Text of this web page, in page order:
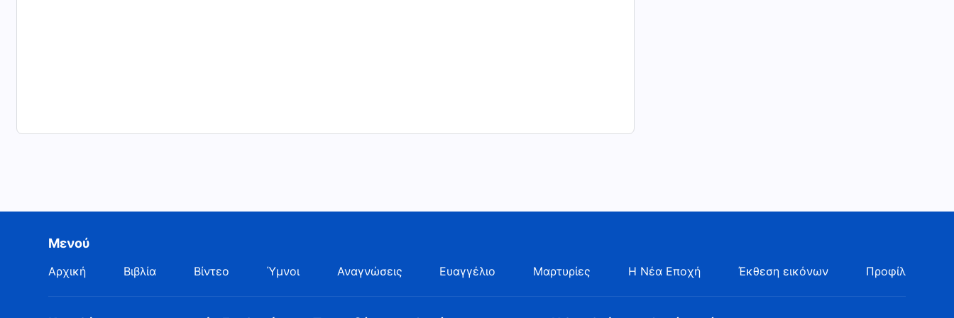
Καθημερινά λόγια του Θεού:
Μενού
Αρχική Βιβλία Βίντεο Ύμνοι Αναγνώσεις Ευαγγέλιο Μαρτυρίες Η Νέα Εποχή Έκθεση εικόνων Προφίλ